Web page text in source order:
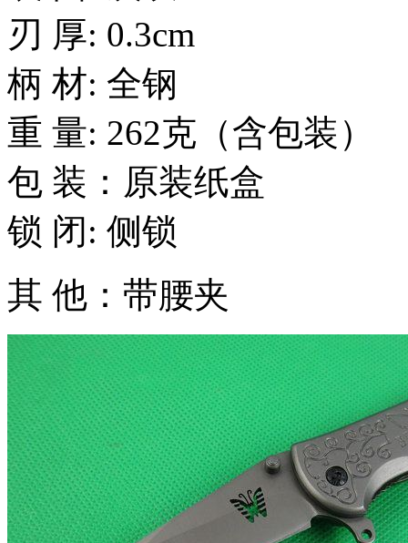
刃 厚: 0.3cm
柄 材: 全钢
重 量: 262克（含包装）
包 装：原装纸盒
锁 闭: 侧锁
其 他：带腰夹